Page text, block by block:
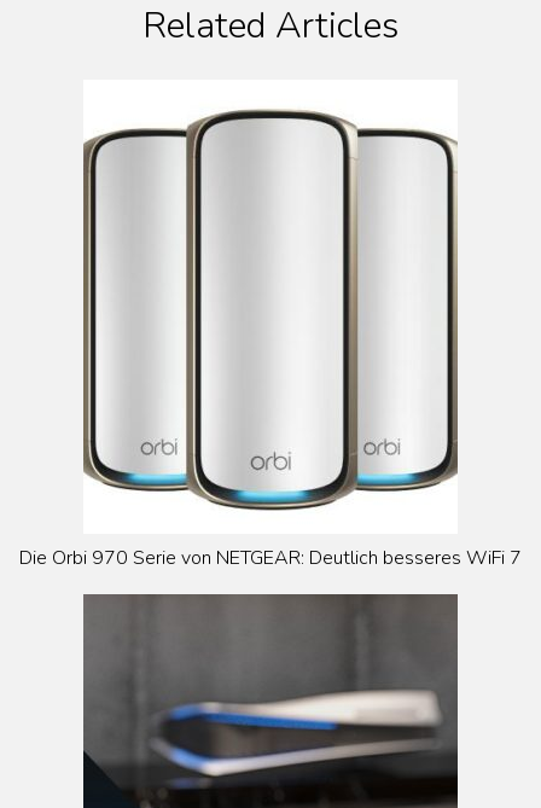
Related Articles
Die Orbi 970 Serie von NETGEAR: Deutlich besseres WiFi 7